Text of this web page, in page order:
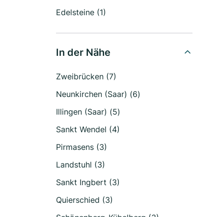
Edelsteine (1)
In der Nähe
Zweibrücken (7)
Neunkirchen (Saar) (6)
Illingen (Saar) (5)
Sankt Wendel (4)
Pirmasens (3)
Landstuhl (3)
Sankt Ingbert (3)
Quierschied (3)